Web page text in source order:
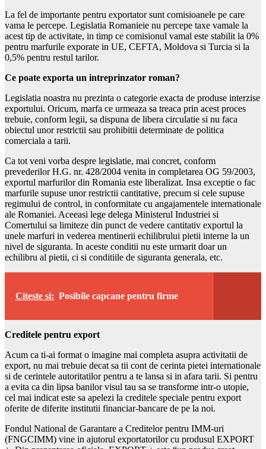
La fel de importante pentru exportator sunt comisioanele pe care
vama le percepe. Legislatia Romanieie nu percepe taxe vamale la
acest tip de activitate, in timp ce comisionul vamal este stabilit la 0%
pentru marfurile exporate in UE, CEFTA, Moldova si Turcia si la
0,5% pentru restul tarilor.
Ce poate exporta un intreprinzator roman?
Legislatia noastra nu prezinta o categorie exacta de produse interzise
exportului. Oricum, marfa ce urmeaza sa treaca prin acest proces
trebuie, conform legii, sa dispuna de libera circulatie si nu faca
obiectul unor restrictii sau prohibitii determinate de politica
comerciala a tarii.
Ca tot veni vorba despre legislatie, mai concret, conform
prevederilor H.G. nr. 428/2004 venita in completarea OG 59/2003,
exportul marfurilor din Romania este liberalizat. Insa exceptie o fac
marfurile supuse unor restrictii cantitative, precum si cele supuse
regimului de control, in conformitate cu angajamentele internationale
ale Romaniei. Aceeasi lege delega Ministerul Industriei si
Comertului sa limiteze din punct de vedere cantitativ exportul la
unele marfuri in vederea mentinerii echilibrului pietii interne la un
nivel de siguranta. In aceste conditii nu este urmarit doar un
echilibru al pietii, ci si conditiile de siguranta generala, etc.
Citeste si: Posibile capcane pentru firme
Creditele pentru export
Acum ca ti-ai format o imagine mai completa asupra activitatii de
export, nu mai trebuie decat sa tii cont de cerinta pietei internationale
si de cerintele autoritatilor pentru a te lansa si in afara tarii. Si pentru
a evita ca din lipsa banilor visul tau sa se transforme intr-o utopie,
cel mai indicat este sa apelezi la creditele speciale pentru export
oferite de diferite institutii financiar-bancare de pe la noi.
Fondul National de Garantare a Creditelor pentru IMM-uri
(FNGCIMM) vine in ajutorul exportatorilor cu produsul EXPORT